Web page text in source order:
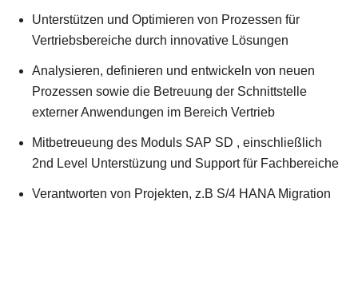
Unterstützen und Optimieren von Prozessen für
Vertriebsbereiche durch innovative Lösungen
Analysieren, definieren und entwickeln von neuen
Prozessen sowie die Betreuung der Schnittstelle
externer Anwendungen im Bereich Vertrieb
Mitbetreueung des Moduls SAP SD , einschließlich
2nd Level Unterstüzung und Support für Fachbereiche
Verantworten von Projekten, z.B S/4 HANA Migration